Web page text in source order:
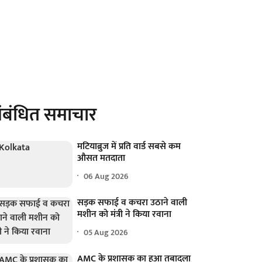
समाचार
मटियाब्रुज में प्रति वार्ड सबसे कम
औसत मतदाता
06 Aug 2026
सड़क सफाई व कचरा उठाने वाली
मशीन को मंत्री ने किया रवाना
05 Aug 2026